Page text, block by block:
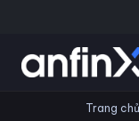
Trang chủ